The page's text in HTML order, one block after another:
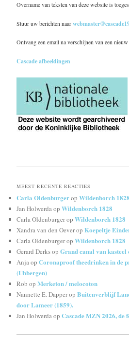
Overname van teksten van deze website is
Stuur uw berichten naar
Ontvang een email na verschijnen van een
Cascade afbeeldingen
MEEST RECENTE REACTIES
Carla OldenburgeropWildenborch 1828
Jan HolwerdaopWildenborch 1828
Carla OldenburgeropWildenborch 1828
Xandra van den OeveropKoepeltje
Carla OldenburgeropWildenborch 1828
Gerard DerksopGrand canal van
AnjaopCoronaproof theedrinken in de
(Ubbergen)
Rob opMerketon / melocoton
Nannette E. DapperopBuitenverblijf
door Lameer (1859).
Jan HolwerdaopCascade MZN 2026, de